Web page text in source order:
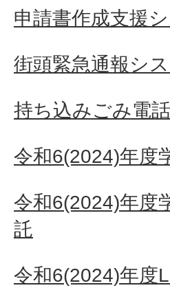
申請書作成支援
街頭緊急通報シ
持ち込みごみ電
令和6(2024)年度
令和6(2024)年度
託
令和6(2024)年度